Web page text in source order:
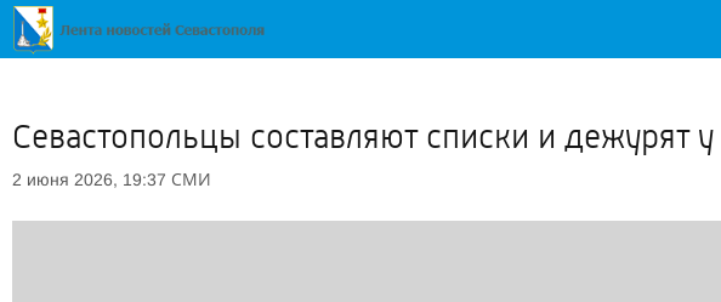
Севастопольцы составляют списки и дежурят
2 июня 2026, 19:37 СМИ